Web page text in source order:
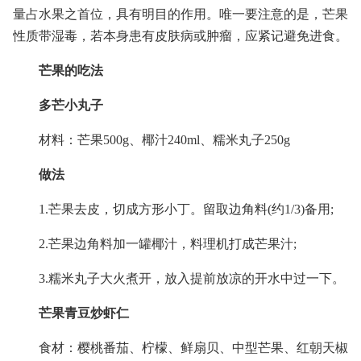
量占水果之首位，具有明目的作用。唯一要注意的是，芒果
性质带湿毒，若本身患有皮肤病或肿瘤，应紧记避免进食。
芒果的吃法
多芒小丸子
材料：芒果500g、椰汁240ml、糯米丸子250g
做法
1.芒果去皮，切成方形小丁。留取边角料(约1/3)备用;
2.芒果边角料加一罐椰汁，料理机打成芒果汁;
3.糯米丸子大火煮开，放入提前放凉的开水中过一下。
芒果青豆炒虾仁
食材：樱桃番茄、柠檬、鲜扇贝、中型芒果、红朝天椒